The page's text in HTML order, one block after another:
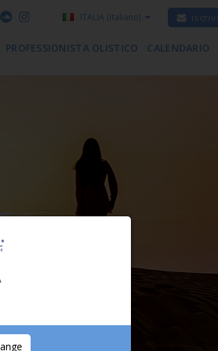
ITALIA (italiano)
PROFESSIONISTA OLISTICO CALENDARIO